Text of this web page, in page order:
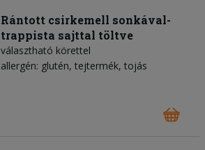
Rántott csirkemell sonkával-
trappista sajttal töltve
választható körettel
allergén: glutén, tejtermék, tojás